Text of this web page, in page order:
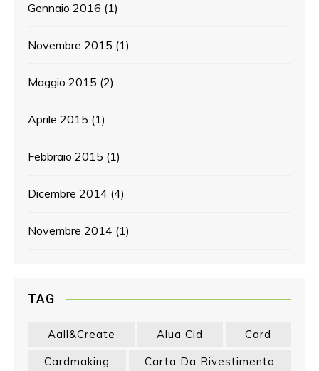
Gennaio 2016 (1)
Novembre 2015 (1)
Maggio 2015 (2)
Aprile 2015 (1)
Febbraio 2015 (1)
Dicembre 2014 (4)
Novembre 2014 (1)
TAG
Aall&create Alua Cid
Card
Cardmaking
Carta Da Rivestimento